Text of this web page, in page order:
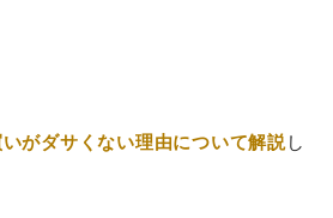
がダサくない理由について解説し